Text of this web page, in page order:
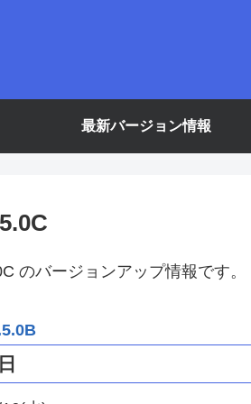
最新バージョン情報
のバージョンアップ情報です。